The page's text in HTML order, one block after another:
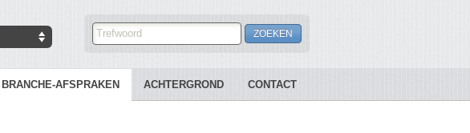
BRANCHE-AFSPRAKEN ACHTERGROND CONTACT